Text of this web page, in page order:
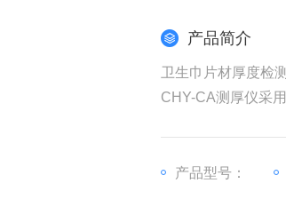
产品简介
卫生巾片材厚度检
CHY-CA测厚仪采
产品型号：